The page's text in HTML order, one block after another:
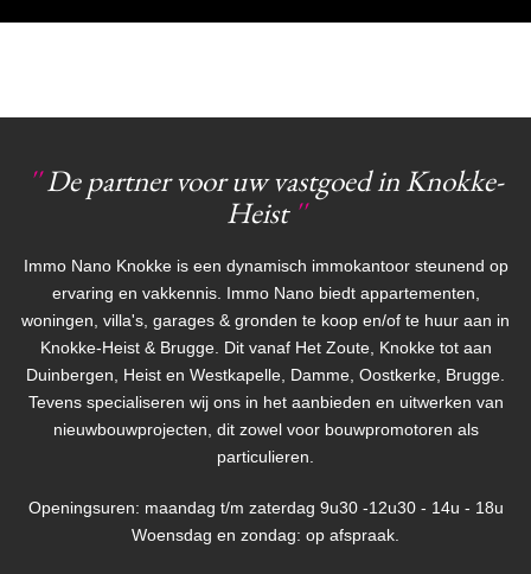
''De partner voor uw vastgoed in Knokke-
Heist ''
Immo Nano Knokke is een dynamisch immokantoor steunend op
ervaring en vakkennis. Immo Nano biedt appartementen,
woningen, villa's, garages & gronden te koop en/of te huur aan in
Knokke-Heist & Brugge. Dit vanaf Het Zoute, Knokke tot aan
Duinbergen, Heist en Westkapelle, Damme, Oostkerke, Brugge.
Tevens specialiseren wij ons in het aanbieden en uitwerken van
nieuwbouwprojecten, dit zowel voor bouwpromotoren als
particulieren.
Openingsuren: maandag t/m zaterdag 9u30 -12u30 - 14u - 18u
Woensdag en zondag: op afspraak.